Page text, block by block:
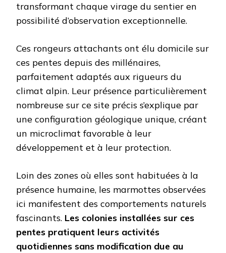
transformant chaque virage du sentier en
possibilité d’observation exceptionnelle.
Ces rongeurs attachants ont élu domicile sur
ces pentes depuis des millénaires,
parfaitement adaptés aux rigueurs du
climat alpin. Leur présence particulièrement
nombreuse sur ce site précis s’explique par
une configuration géologique unique, créant
un microclimat favorable à leur
développement et à leur protection.
Loin des zones où elles sont habituées à la
présence humaine, les marmottes observées
ici manifestent des comportements naturels
fascinants. Les colonies installées sur ces
pentes pratiquent leurs activités
quotidiennes sans modification due au